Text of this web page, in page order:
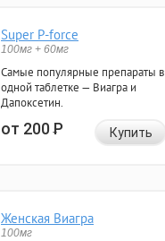
Super P-force
100мг + 60мг
Самые популярные препараты в
одной таблетке — Виагра и
Дапоксетин.
от 200Р Купить
Женская Виагра
100мг